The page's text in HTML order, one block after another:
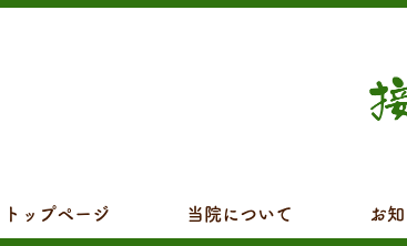
トップページ 当院について お